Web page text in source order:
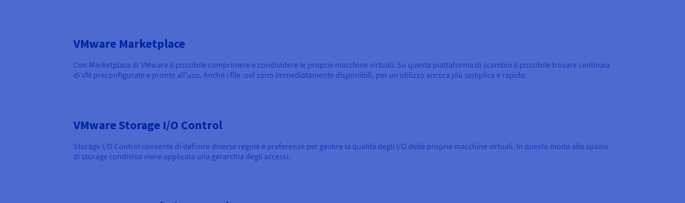
VMware Marketplace
Con Marketplace di VMware è possibile comprimere e condividere le proprie macchine virtuali. Su questa piattaforma di scambio è possibile trovare centinaia
di VM preconfigurate e pronte all'uso. Anche i file .ovf sono immediatamente disponibili, per un utilizzo ancora più semplice e rapido.
VMware Storage I/O Control
Storage I/O Control consente di definire diverse regole e preferenze per gestire la qualità degli I/O delle proprie macchine virtuali. In questo modo allo spazio
di storage condiviso viene applicata una gerarchia degli accessi.